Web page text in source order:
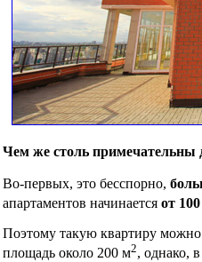
Чем же столь примечательны
Во-первых, это бесспорно,
апартаментов начинается от
Поэтому такую квартиру можно
площадь около 200 м2, однако,